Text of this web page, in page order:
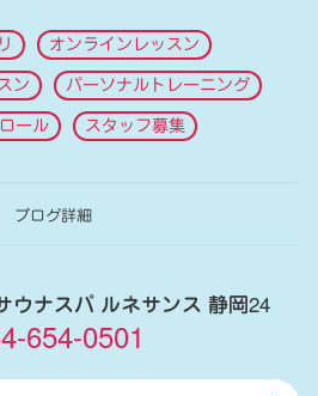
オンラインレッスン
ン パーソナルトレーニング
ール スタッフ募集
ブログ詳細
ウナスパ ルネサンス 静岡24
654-0501